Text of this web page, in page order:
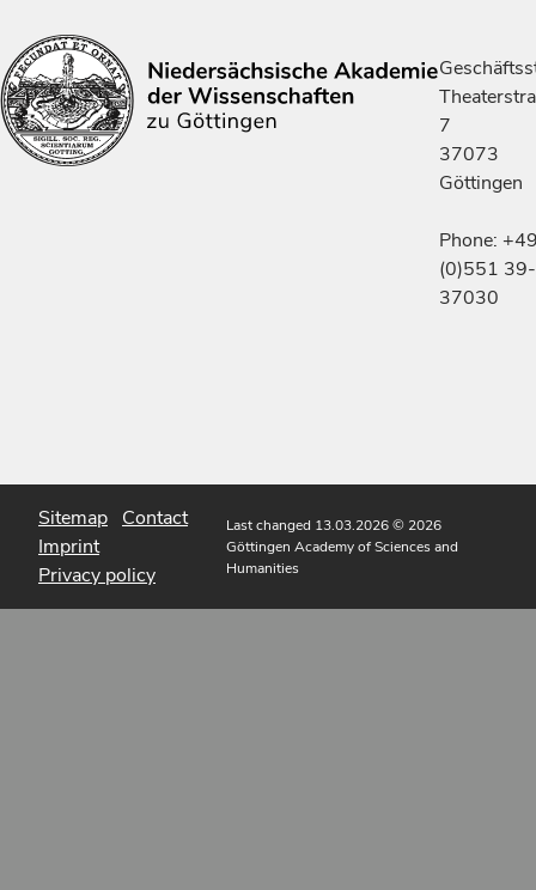
7
37073
Göttingen
Phone:
(0)551 39-
37030
Sitemap Contact
Imprint
Privacy policy
Last changed 13.03.2026© 2026
Göttingen Academy of Sciences and
Humanities